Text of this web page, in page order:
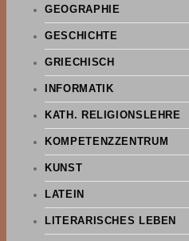
GEOGRAPHIE
GESCHICHTE
GRIECHISCH
INFORMATIK
KATH. RELIGIONSLEHRE
KOMPETENZZENTRUM
KUNST
LATEIN
LITERARISCHES LEBEN